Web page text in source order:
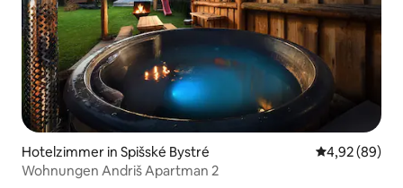
Hotelzimmer in Spišské Bystré
4,92 (89)
Wohnungen Andriš Apartman 2